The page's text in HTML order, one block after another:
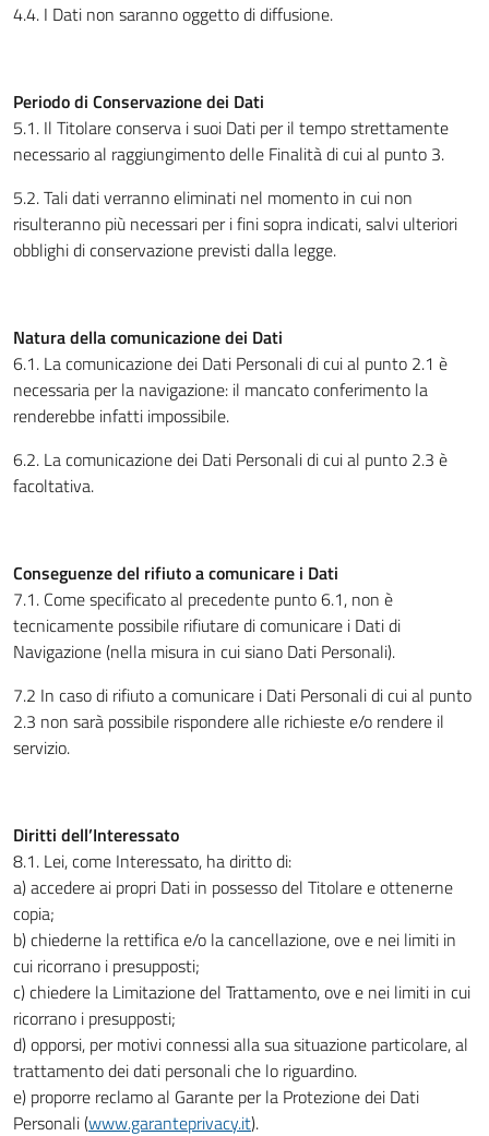
4.4. I Dati non saranno oggetto di diffusione.
Periodo di Conservazione dei Dati
5.1. Il Titolare conserva i suoi Dati per il tempo strettamente
necessario al raggiungimento delle Finalità di cui al punto 3.
5.2. Tali dati verranno eliminati nel momento in cui non
risulteranno più necessari per i fini sopra indicati, salvi ulteriori
obblighi di conservazione previsti dalla legge.
Natura della comunicazione dei Dati
6.1. La comunicazione dei Dati Personali di cui al punto 2.1 è
necessaria per la navigazione: il mancato conferimento la
renderebbe infatti impossibile.
6.2. La comunicazione dei Dati Personali di cui al punto 2.3 è
facoltativa.
Conseguenze del rifiuto a comunicare i Dati
7.1. Come specificato al precedente punto 6.1, non è
tecnicamente possibile rifiutare di comunicare i Dati di
Navigazione (nella misura in cui siano Dati Personali).
7.2 In caso di rifiuto a comunicare i Dati Personali di cui al punto
2.3 non sarà possibile rispondere alle richieste e/o rendere il
servizio.
Diritti dell’Interessato
8.1. Lei, come Interessato, ha diritto di:
a) accedere ai propri Dati in possesso del Titolare e ottenerne
copia;
b) chiederne la rettifica e/o la cancellazione, ove e nei limiti in
cui ricorrano i presupposti;
c) chiedere la Limitazione del Trattamento, ove e nei limiti in cui
ricorrano i presupposti;
d) opporsi, per motivi connessi alla sua situazione particolare, al
trattamento dei dati personali che lo riguardino.
e) proporre reclamo al Garante per la Protezione dei Dati
Personali (www.garanteprivacy.it).